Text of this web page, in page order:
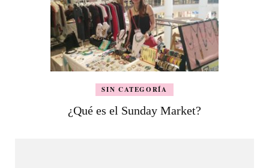
SIN CATEGORÍA
¿Qué es el Sunday Market?